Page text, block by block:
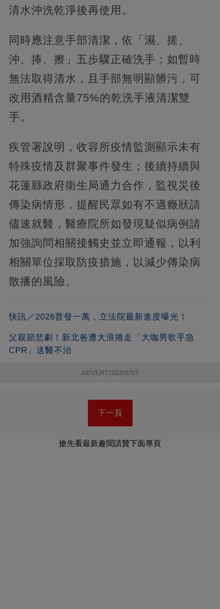
清水沖洗乾淨後再使用。
同時應注意手部清潔，依「濕、搓、
沖、捧、擦」五步驟正確洗手；如暫時
無法取得清水，且手部無明顯髒污，可
改用酒精含量75%的乾洗手液清潔雙
手。
疾管署說明，收容所疫情監測顯示未有
特殊疫情及群聚事件發生；後續持續與
花蓮縣政府衛生局通力合作，監視災後
傳染病情形，提醒民眾如有不適癥狀請
儘速就醫，醫療院所如發現疑似病例請
加強詢問相關接觸史並立即通報，以利
相關單位採取防疫措施，以減少傳染病
散播的風險。
快訊／2026普發一萬，立法院最新進度曝光！
父親節悲劇！新北爸遭大浪捲走「大咖男歌手急
CPR」送醫不治
ADVERTISEMENT
下一頁
搶先看最新趣聞請贊下面專頁